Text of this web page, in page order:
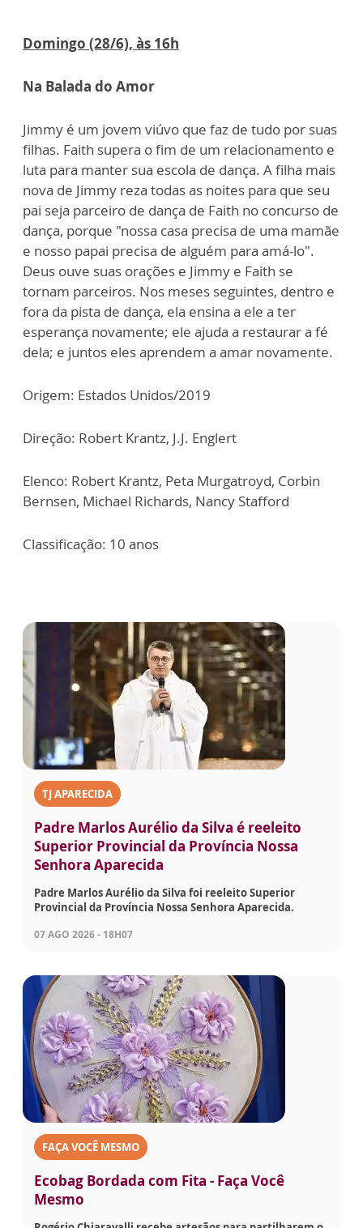
Domingo (28/6), às 16h
Na Balada do Amor
Jimmy é um jovem viúvo que faz de tudo por suas
filhas. Faith supera o fim de um relacionamento e
luta para manter sua escola de dança. A filha mais
nova de Jimmy reza todas as noites para que seu
pai seja parceiro de dança de Faith no concurso de
dança, porque "nossa casa precisa de uma mamãe
e nosso papai precisa de alguém para amá-lo".
Deus ouve suas orações e Jimmy e Faith se
tornam parceiros. Nos meses seguintes, dentro e
fora da pista de dança, ela ensina a ele a ter
esperança novamente; ele ajuda a restaurar a fé
dela; e juntos eles aprendem a amar novamente.
Origem: Estados Unidos/2019
Direção: Robert Krantz, J.J. Englert
Elenco: Robert Krantz, Peta Murgatroyd, Corbin
Bernsen, Michael Richards, Nancy Stafford
Classificação: 10 anos
TJ APARECIDA
Padre Marlos Aurélio da Silva é reeleito
Superior Provincial da Província Nossa
Senhora Aparecida
Padre Marlos Aurélio da Silva foi reeleito Superior
Provincial da Província Nossa Senhora Aparecida.
07 AGO 2026 - 18H07
FAÇA VOCÊ MESMO
Ecobag Bordada com Fita - Faça Você
Mesmo